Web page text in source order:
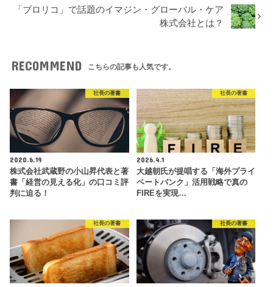
「ブロリコ」で話題のイマジン・グローバル・ケア
株式会社とは？
RECOMMEND こちらの記事も人気です。
社長の著書
2020.6.19
株式会社武蔵野の小山昇代表と著
書「経営の見える化」の口コミ評
判に迫る！
社長の著書
2026.4.1
大越朝氏が提唱する「海外プライ
ベートバンク」活用戦略で真の
FIREを実現…
社長の著書 社長の著書